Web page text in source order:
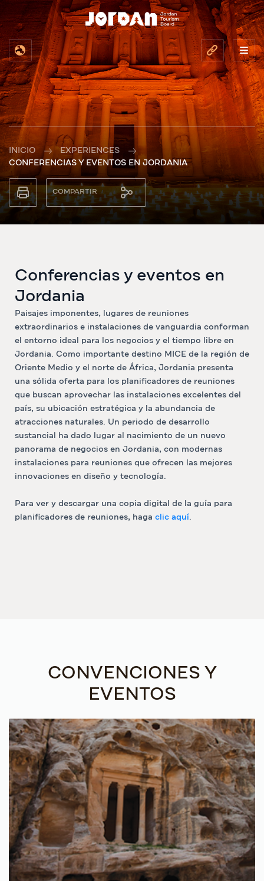
INICIO
EXPERIENCES
CONFERENCIAS Y EVENTOS EN JORDANIA
COMPARTIR
Conferencias y eventos en
Jordania
Paisajes imponentes, lugares de reuniones
extraordinarios e instalaciones de vanguardia conforman
el entorno ideal para los negocios y el tiempo libre en
Jordania. Como importante destino MICE de la región de
Oriente Medio y el norte de África, Jordania presenta
una sólida oferta para los planificadores de reuniones
que buscan aprovechar las instalaciones excelentes del
país, su ubicación estratégica y la abundancia de
atracciones naturales. Un periodo de desarrollo
sustancial ha dado lugar al nacimiento de un nuevo
panorama de negocios en Jordania, con modernas
instalaciones para reuniones que ofrecen las mejores
innovaciones en diseño y tecnología.
Para ver y descargar una copia digital de la guía para
planificadores de reuniones, haga clic aquí.
CONVENCIONES Y
EVENTOS